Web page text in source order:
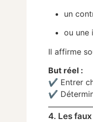
un
ou une
Il affirme
But réel :
✔ Entrer
✔
4. Les